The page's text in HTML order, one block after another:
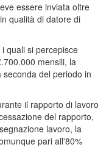
essere inviata oltre
qualità di datore di
quali si percepisce
mensili, la
del periodo in
il rapporto di lavoro
del rapporto,
lavoro, la
pari all'80%